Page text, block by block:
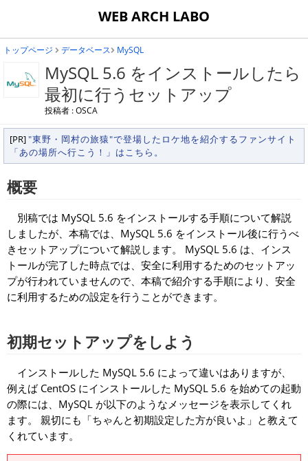
WEB ARCH LABO
トップページ データベース MySQL
MySQL 5.6 をインストールしたら
最初に行うセットアップ
投稿者 : OSCA
[PR]"東野・岡村の旅猿"で登場したロケ地を紹介するファンサイト
「あの場所へ行こう！」はこちら。
概要
別稿では MySQL 5.6 をインストールする手順について解説
しましたが、本稿では、MySQL 5.6 をインストール後に行うべ
きセットアップについて解説します。 MySQL 5.6 は、インス
トールが完了した時点では、安全に利用するためのセットアッ
プが行われていませんので、本稿で紹介する手順により、安全
に利用するための設定を行うことができます。
初期セットアップをしよう
インストールした MySQL 5.6 によって違いはありますが、
例えば CentOS にインストールした MySQL 5.6 を始めての起動
の際には、MySQL が以下のようなメッセージを表示してくれ
ます。 親切にも「ちゃんと初期設定した方が良いよ」と教えて
くれています。